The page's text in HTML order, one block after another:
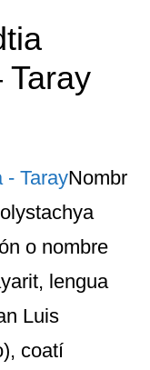
Taray
Nombr
o nombre
lengua
Luis
coatí